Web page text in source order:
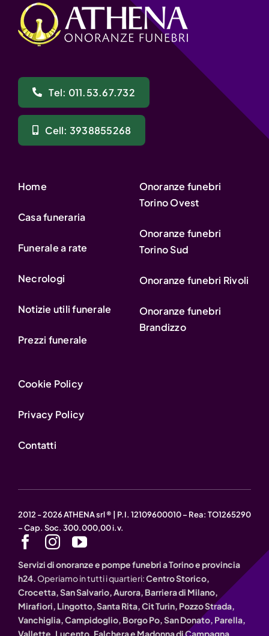
Tel: 011.53.67.732
Cell: 3938855268
Home
Casa funeraria
Funerale a rate
Necrologi
Notizie utili funerale
Prezzi funerale
Onoranze funebri
Torino Ovest
Onoranze funebri
Torino Sud
Onoranze funebri Rivoli
Onoranze funebri
Brandizzo
Cookie Policy
Privacy Policy
Contatti
2012 - 2026 ATHENA srl ® | P.I. 12109600010 – Rea: TO1265290
– Cap. Soc. 300.000,00 i.v.
Servizi di onoranze e pompe funebri a Torino e provincia
h24. Operiamo in tutti i quartieri:Centro Storico,
Crocetta, San Salvario, Aurora, Barriera di Milano,
Mirafiori, Lingotto, Santa Rita, Cit Turin, Pozzo Strada,
Vanchiglia, Campidoglio, Borgo Po, San Donato, Parella,
Vallette, Lucento, Falchera e Madonna di Campagna.